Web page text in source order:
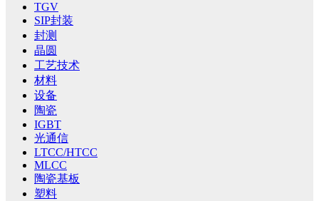
TGV
SIP封装
封测
晶圆
工艺技术
材料
设备
陶瓷
IGBT
光通信
LTCC/HTCC
MLCC
陶瓷基板
塑料